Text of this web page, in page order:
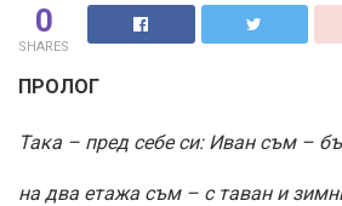
0
SHARES
ПРОЛОГ
Така – пред себе си: Иван съм –
на два етажа съм – с таван и